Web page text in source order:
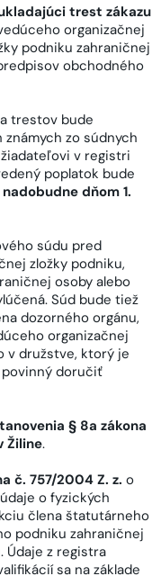
trest zákazu
organizačnej
podniku zahraničnej
obchodného
trestov bude
zo súdnych
v registri
poplatok bude
dňom 1.
súdu pred
zložky podniku,
osoby alebo
Súd bude tiež
dozorného orgánu,
organizačnej
v družstve, ktorý je
povinný doručiť
§ 8a zákona
Žiline.
č. 757/2004 Z. z. o
o fyzických
člena štatutárneho
podniku zahraničnej
Údaje z registra
sa na základe